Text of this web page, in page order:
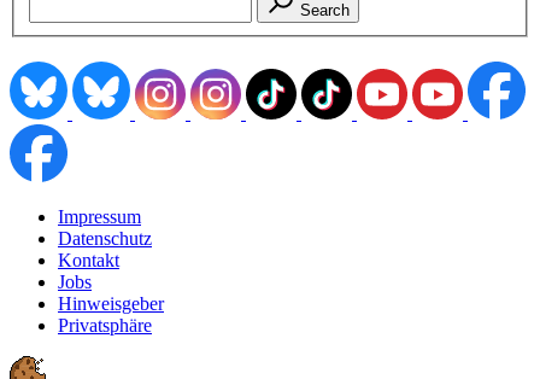
Search
Impressum
Datenschutz
Kontakt
Jobs
Hinweisgeber
Privatsphäre